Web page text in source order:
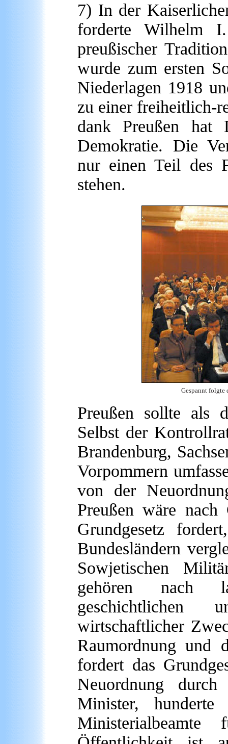
7) In der
forderte Wilhelm
preußischer
wurde zum ersten
Niederlagen 1918
zu einer freiheitlich-
dank Preußen hat
Demokratie. Die
nur einen Teil des
stehen.
Gespannt folgte
Preußen sollte als
Selbst der
Brandenburg,
Vorpommern
von der
Preußen wäre
Grundgesetz
Bundesländern
Sowjetischen
gehören nach
geschichtlichen
wirtschaftlicher
Raumordnung und
fordert das
Neuordnung
Minister,